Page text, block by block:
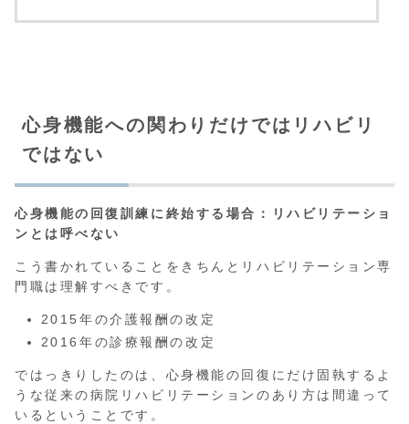
心身機能への関わりだけではリハビリ
ではない
心身機能の回復訓練に終始する場合：リハビリテーショ
ンとは呼べない
こう書かれていることをきちんとリハビリテーション専
門職は理解すべきです。
2015年の介護報酬の改定
2016年の診療報酬の改定
ではっきりしたのは、心身機能の回復にだけ固執するよ
うな従来の病院リハビリテーションのあり方は間違って
いるということです。